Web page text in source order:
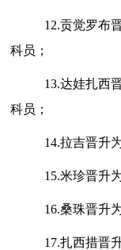
12.贡觉罗布
科员；
13.达娃扎西
科员；
14.拉吉晋升
15.米珍晋升
16.桑珠晋升
17.扎西措晋